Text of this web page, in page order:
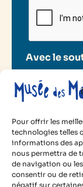
Pour offrir les
technologies telles
informations des
nous permettra de
de navigation ou
consentir ou de
négatif sur
Avec le